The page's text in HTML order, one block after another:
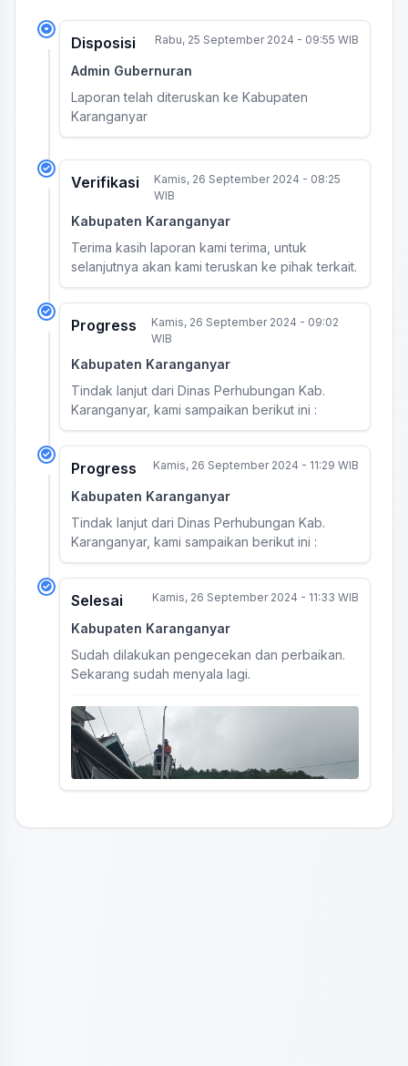
Disposisi Rabu, 25 September 2024 - 09:55 WIB
Admin Gubernuran
Laporan telah diteruskan ke Kabupaten
Karanganyar
Verifikasi
Kamis, 26 September 2024 - 08:25
WIB
Kabupaten Karanganyar
Terima kasih laporan kami terima, untuk
selanjutnya akan kami teruskan ke pihak terkait.
Progress
Kamis, 26 September 2024 - 09:02
WIB
Kabupaten Karanganyar
Tindak lanjut dari Dinas Perhubungan Kab.
Karanganyar, kami sampaikan berikut ini :
Progress Kamis, 26 September 2024 - 11:29 WIB
Kabupaten Karanganyar
Tindak lanjut dari Dinas Perhubungan Kab.
Karanganyar, kami sampaikan berikut ini :
Selesai Kamis, 26 September 2024 - 11:33 WIB
Kabupaten Karanganyar
Sudah dilakukan pengecekan dan perbaikan.
Sekarang sudah menyala lagi.